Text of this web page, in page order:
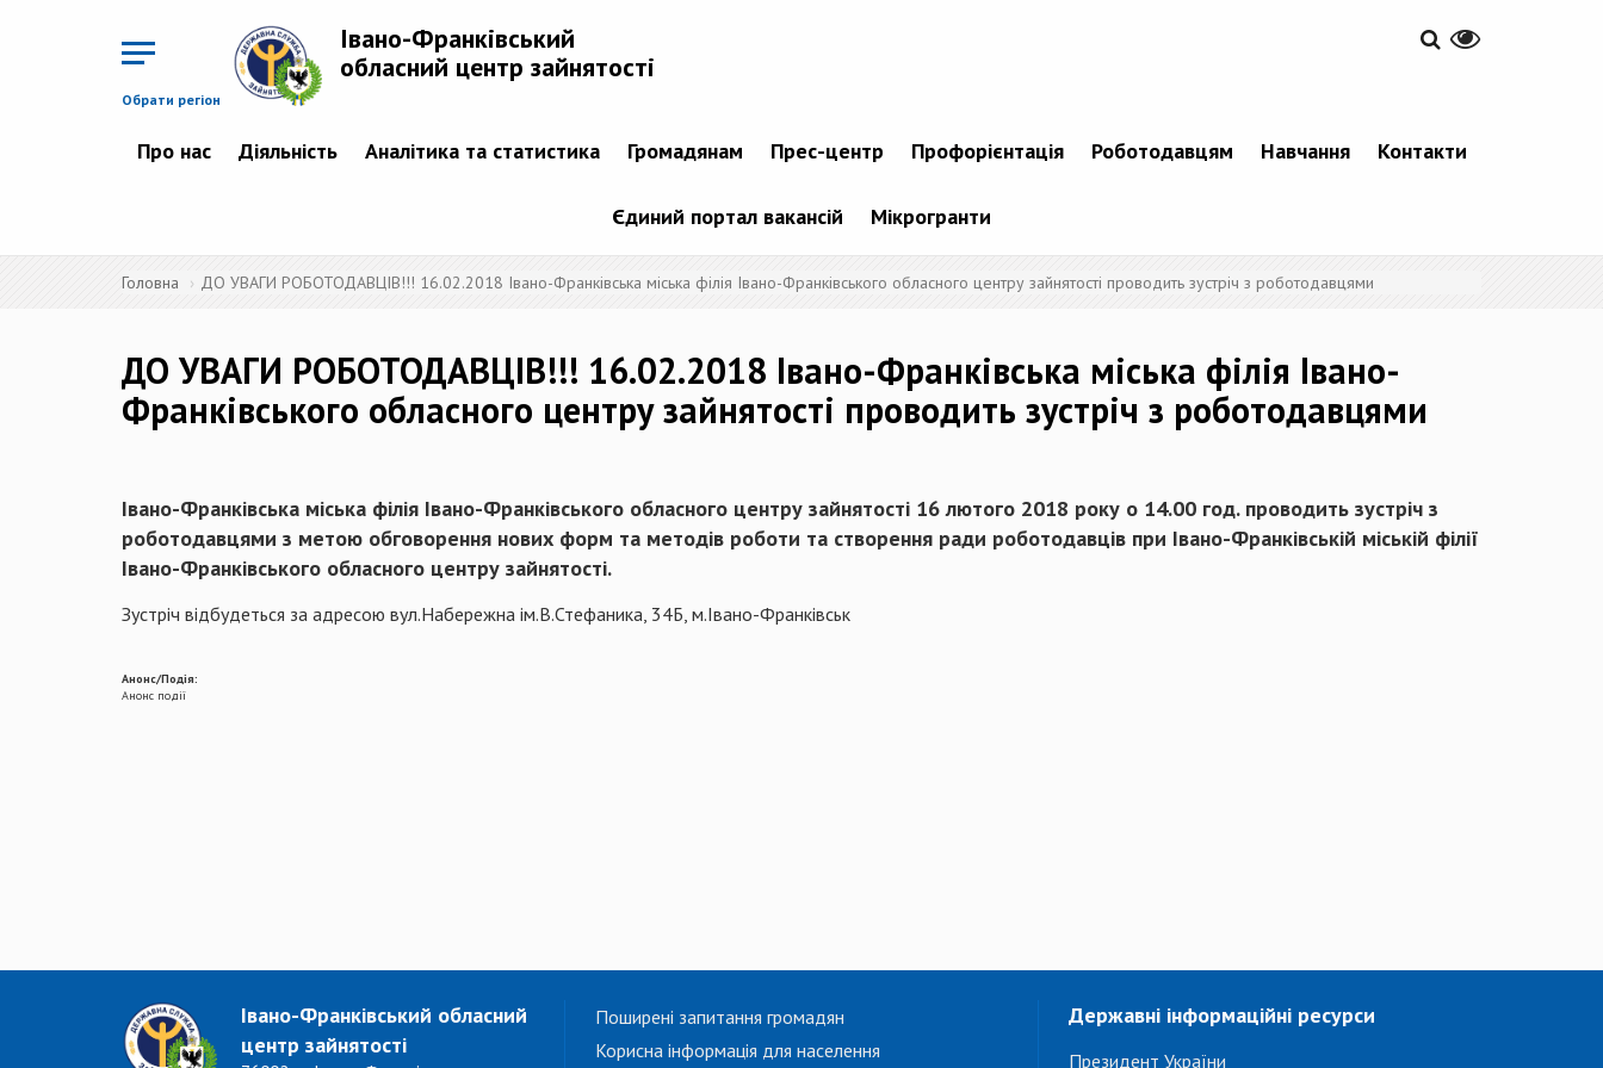
Обрати регіон
Івано-Франківський
обласний центр зайнятості
Про нас Діяльність Аналітика та статистика Громадянам Прес-центр Профорієнтація Роботодавцям Навчання Контакти
Єдиний портал вакансій Мікрогранти
Головна ДО УВАГИ РОБОТОДАВЦІВ!!! 16.02.2018 Івано-Франківська міська філія Івано-Франківського обласного центру зайнятості проводить зустріч з роботодавцями
ДО УВАГИ РОБОТОДАВЦІВ!!! 16.02.2018 Івано-Франківська міська філія Івано-
Франківського обласного центру зайнятості проводить зустріч з роботодавцями
Івано-Франківська міська філія Івано-Франківського обласного центру зайнятості 16 лютого 2018 року о 14.00 год. проводить зустріч з
роботодавцями з метою обговорення нових форм та методів роботи та створення ради роботодавців при Івано-Франківській міській філії
Івано-Франківського обласного центру зайнятості.
Зустріч відбудеться за адресою вул.Набережна ім.В.Стефаника, 34Б, м.Івано-Франківськ
Анонс/Подія:
Анонс події
Івано-Франківський обласний
центр зайнятості
Поширені запитання громадян
Корисна інформація для населення
Державні інформаційні ресурси
Президент України